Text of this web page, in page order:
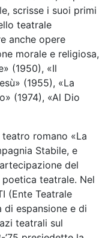
scrisse i suoi primi
teatrale
anche opere
morale e religiosa,
(1950), «Il
(1955), «La
(1974), «Al Dio
romano «La
Stabile, e
del
teatrale. Nel
(Ente Teatrale
espansione e di
teatrali sul